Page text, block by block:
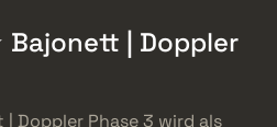
| Doppler
Doppler Phase 3 wird als